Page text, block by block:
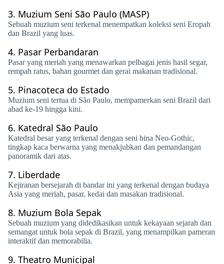
3. Muzium Seni São Paulo (MASP)
Sebuah muzium seni terkenal menempatkan koleksi seni Eropah
dan Brazil yang luas.
4. Pasar Perbandaran
Pasar yang meriah yang menawarkan pelbagai jenis hasil segar,
rempah ratus, bahan gourmet dan gerai makanan tradisional.
5. Pinacoteca do Estado
Muzium seni tertua di São Paulo, mempamerkan seni Brazil dari
abad ke-19 hingga kini.
6. Katedral São Paulo
Katedral besar yang terkenal dengan seni bina Neo-Gothic,
tingkap kaca berwarna yang menakjubkan dan pemandangan
panoramik dari atas.
7. Liberdade
Kejiranan bersejarah di bandar ini yang terkenal dengan budaya
Asia yang meriah, pasar, kedai dan masakan tradisional.
8. Muzium Bola Sepak
Sebuah muzium yang didedikasikan untuk kekayaan sejarah dan
semangat untuk bola sepak di Brazil, yang menampilkan pameran
interaktif dan memorabilia.
9. Theatro Municipal